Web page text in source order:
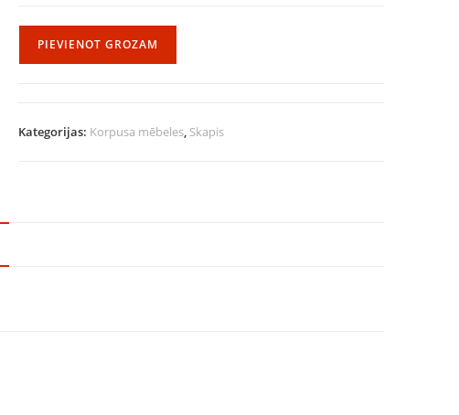
PIEVIENOT GROZAM
Kategorijas: Korpusa mēbeles, Skapis